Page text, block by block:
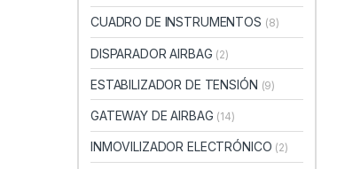
CUADRO DE INSTRUMENTOS (8)
DISPARADOR AIRBAG (2)
ESTABILIZADOR DE TENSIÓN (9)
GATEWAY DE AIRBAG (14)
INMOVILIZADOR ELECTRÓNICO (2)